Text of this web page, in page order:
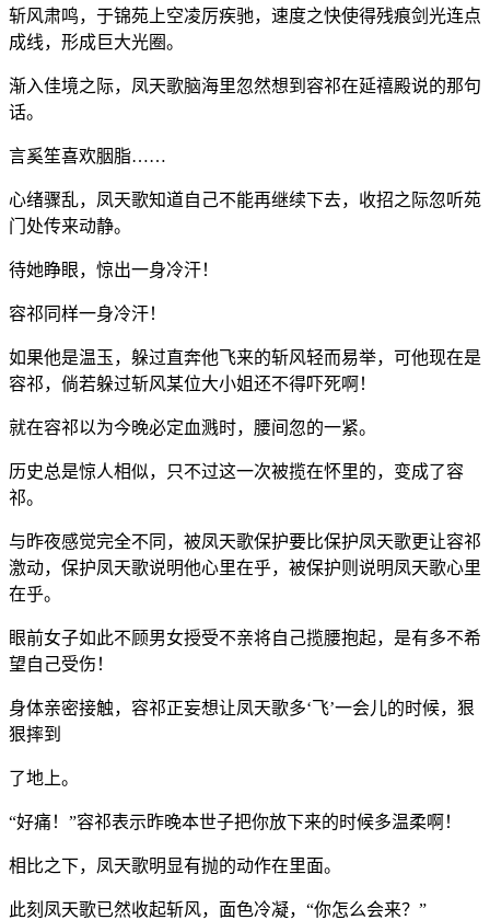
斩风肃鸣，于锦苑上空凌厉疾驰，速度之快使得残痕剑光连点
成线，形成巨大光圈。
渐入佳境之际，凤天歌脑海里忽然想到容祁在延禧殿说的那句
话。
言奚笙喜欢胭脂……
心绪骤乱，凤天歌知道自己不能再继续下去，收招之际忽听苑
门处传来动静。
待她睁眼，惊出一身冷汗！
容祁同样一身冷汗！
如果他是温玉，躲过直奔他飞来的斩风轻而易举，可他现在是
容祁，倘若躲过斩风某位大小姐还不得吓死啊！
就在容祁以为今晚必定血溅时，腰间忽的一紧。
历史总是惊人相似，只不过这一次被揽在怀里的，变成了容
祁。
与昨夜感觉完全不同，被凤天歌保护要比保护凤天歌更让容祁
激动，保护凤天歌说明他心里在乎，被保护则说明凤天歌心里
在乎。
眼前女子如此不顾男女授受不亲将自己揽腰抱起，是有多不希
望自己受伤！
身体亲密接触，容祁正妄想让凤天歌多‘飞’一会儿的时候，狠
狠摔到
了地上。
“好痛！”容祁表示昨晚本世子把你放下来的时候多温柔啊！
相比之下，凤天歌明显有抛的动作在里面。
此刻凤天歌已然收起斩风，面色冷凝，“你怎么会来？”